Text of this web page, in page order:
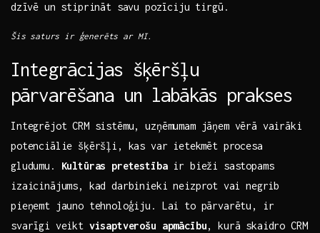
⁢dzīvē ‍un stiprināt savu⁢ pozīciju tirgū.
Šis⁤ saturs ir ģenerēts ar MI.
Integrācijas‍ šķēršļu
pārvarēšana un labākās prakses
Integrējot CRM sistēmu, uzņēmumam jāņem‍ vērā​ vairāki
potenciālie šķēršļi, kas var ⁤ietekmēt procesa
gludumu. Kultūras pretestībair bieži ​sastopams‌
izaicinājums, kad darbinieki neizprot⁣ vai negrib
pieņemt jauno tehnoloģiju. Lai ‌to pārvarētu, ir
svarīgi veikt visaptverošu apmācību, kurā skaidro⁣ CRM